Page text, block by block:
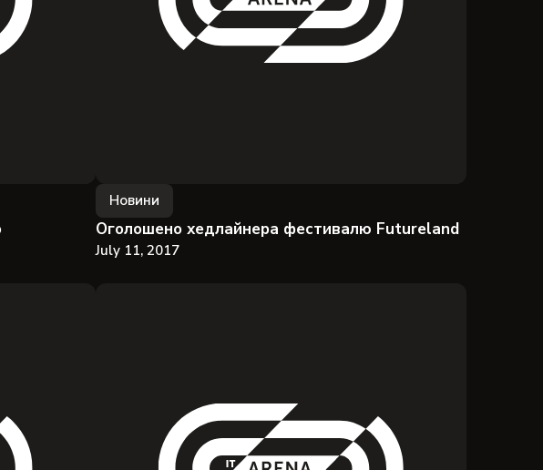
Новини
Оголошено хедлайнера фестивалю Futureland
July 11, 2017